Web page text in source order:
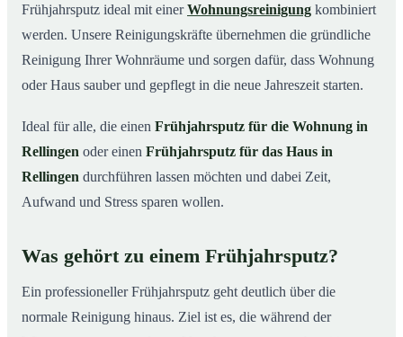
Frühjahrsputz ideal mit einerWohnungsreinigung kombiniert
werden. Unsere Reinigungskräfte übernehmen die gründliche
Reinigung Ihrer Wohnräume und sorgen dafür, dass Wohnung
oder Haus sauber und gepflegt in die neue Jahreszeit starten.
Ideal für alle, die einen Frühjahrsputz für die Wohnung in
Rellingen oder einen Frühjahrsputz für das Haus in
Rellingen durchführen lassen möchten und dabei Zeit,
Aufwand und Stress sparen wollen.
Was gehört zu einem Frühjahrsputz?
Ein professioneller Frühjahrsputz geht deutlich über die
normale Reinigung hinaus. Ziel ist es, die während der